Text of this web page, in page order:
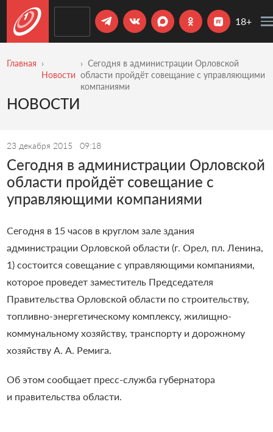
18+
Главная
Новости
Сегодня в администрации Орловской
области пройдёт совещание с управляющими
компаниями
НОВОСТИ
23 декабря 2015 09:18
Сегодня в администрации Орловской
области пройдёт совещание с
управляющими компаниями
Сегодня в 15 часов в круглом зале здания
администрации Орловской области (г. Орел, пл. Ленина,
1) состоится совещание с управляющими компаниями,
которое проведет заместитель Председателя
Правительства Орловской области по строительству,
топливно-энергетическому комплексу, жилищно-
коммунальному хозяйству, транспорту и дорожному
хозяйству А. А. Ремига.
Об этом сообщает пресс-служба губернатора
и правительства области.